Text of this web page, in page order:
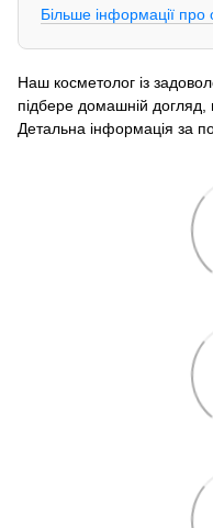
Більше інформації про
Наш косметолог із
підбере домашній догляд,
Детальна інформація за